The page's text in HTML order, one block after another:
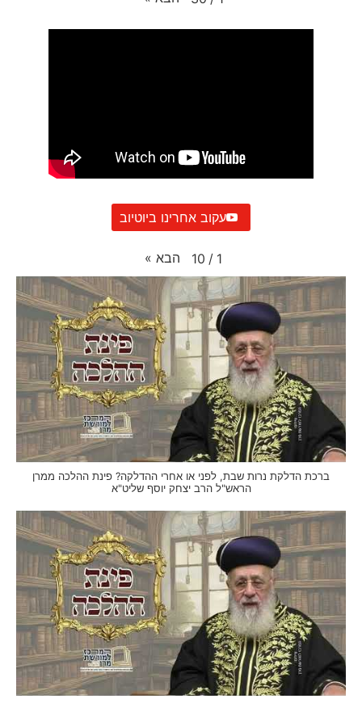
עקוב אחרינו ביוטיוב
1
/
10 הבא »
ברכת הדלקת נרות שבת, לפני או אחרי ההדלקה? פינת ההלכה ממרן
הראש"ל הרב יצחק יוסף שליט"א